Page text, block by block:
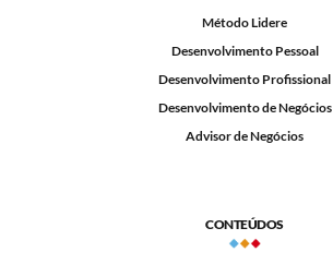
Método Lidere
Desenvolvimento Pessoal
Desenvolvimento Profissional
Desenvolvimento de Negócios
Advisor de Negócios
CONTEÚDOS